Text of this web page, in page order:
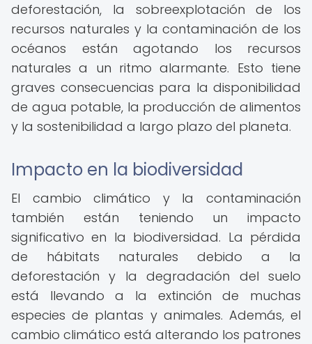
deforestación, la sobreexplotación de los
recursos naturales y la contaminación de los
océanos están agotando los recursos
naturales a un ritmo alarmante. Esto tiene
graves consecuencias para la disponibilidad
de agua potable, la producción de alimentos
y la sostenibilidad a largo plazo del planeta.
Impacto en la biodiversidad
El cambio climático y la contaminación
también están teniendo un impacto
significativo en la biodiversidad. La pérdida
de hábitats naturales debido a la
deforestación y la degradación del suelo
está llevando a la extinción de muchas
especies de plantas y animales. Además, el
cambio climático está alterando los patrones